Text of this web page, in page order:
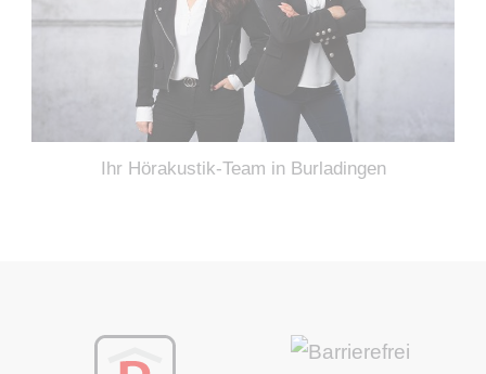
Ihr Hörakustik-Team in Burladingen